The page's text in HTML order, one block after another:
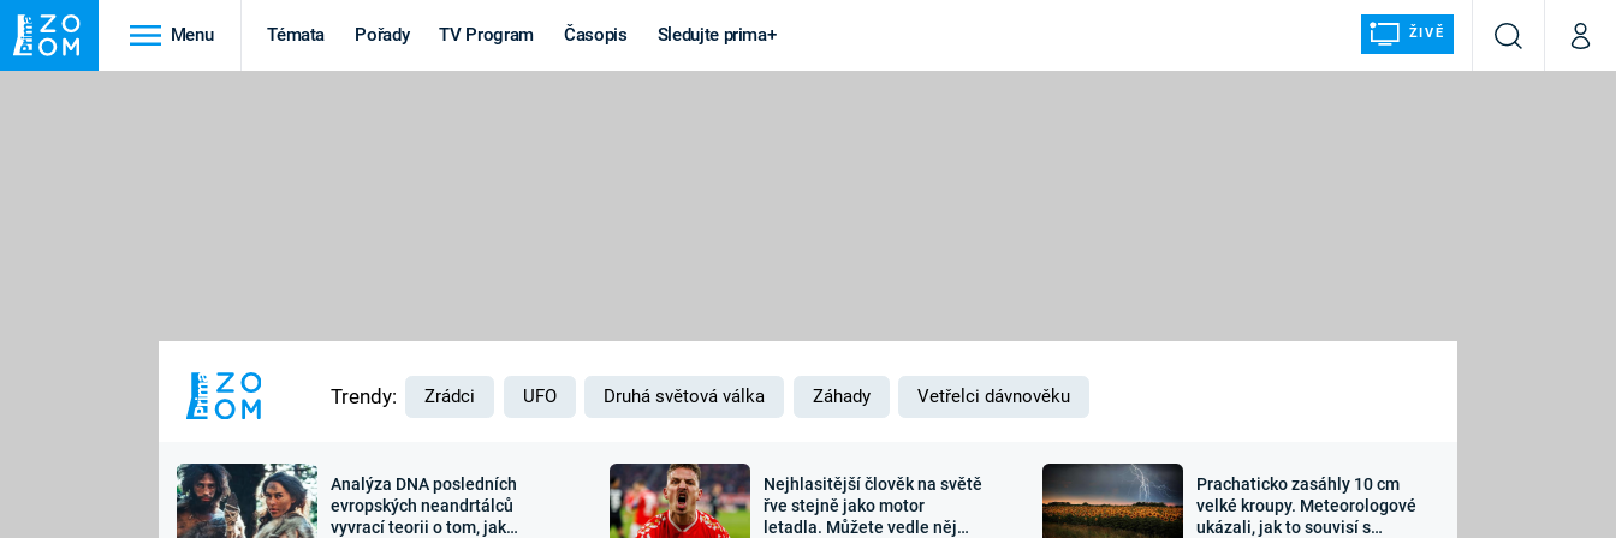
Menu Témata Pořady TV Program Časopis Sledujte prima+ ŽIVĚ
VyhledáváníMůj
MARS
Výročí
Záhady a
Zajímavosti Sledujte nás
Trendy: Zrádci UFO Druhá světová válka Záhady Vetřelci dávnověku
Analýza DNA posledních
evropských neandrtálců
vyvrací teorii o tom, jak
Nejhlasitější člověk na světě
řve stejně jako motor
letadla. Můžete vedle něj
Prachaticko zasáhly 10 cm
velké kroupy. Meteorologové
ukázali, jak to souvisí s